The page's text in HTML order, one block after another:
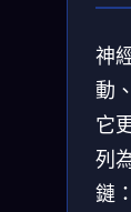
神
動
它
列
鏈